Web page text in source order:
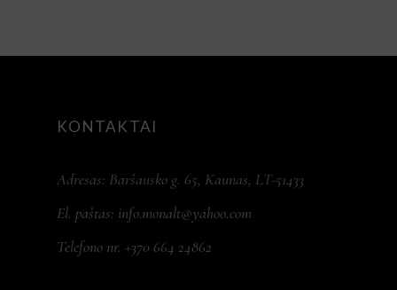
KONTAKTAI
Adresas: Baršausko g. 65, Kaunas, LT-51433
El. paštas: info.monalt@yahoo.com
Telefono nr. +370 664 24862